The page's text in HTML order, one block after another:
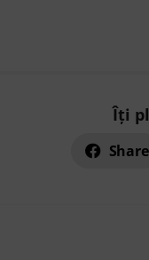
Îți
Share